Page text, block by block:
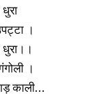
।
धुरा।।
।
काली…